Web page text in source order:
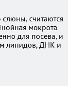
считаются
мокрота
для посева, и
липидов, ДНК и